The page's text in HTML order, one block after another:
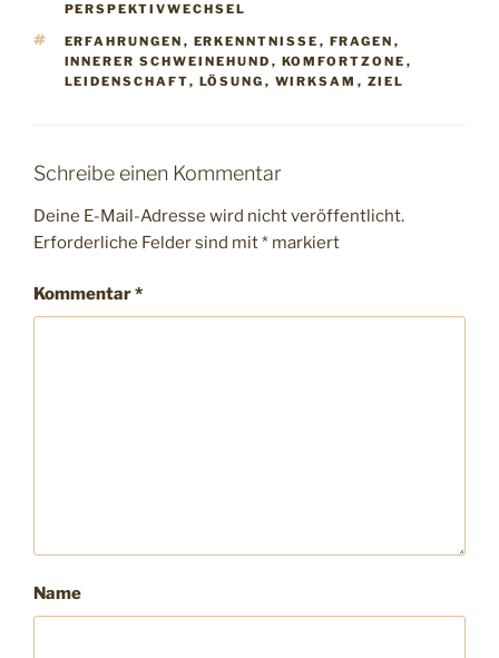
PERSPEKTIVWECHSEL
SCHLAGWÖRTER
ERFAHRUNGEN , ERKENNTNISSE , FRAGEN ,
INNERER SCHWEINEHUND , KOMFORTZONE ,
LEIDENSCHAFT, LÖSUNG , WIRKSAM , ZIEL
Schreibe einen Kommentar
Deine E-Mail-Adresse wird nicht veröffentlicht.
Erforderliche Felder sind mit* markiert
Kommentar*
Name